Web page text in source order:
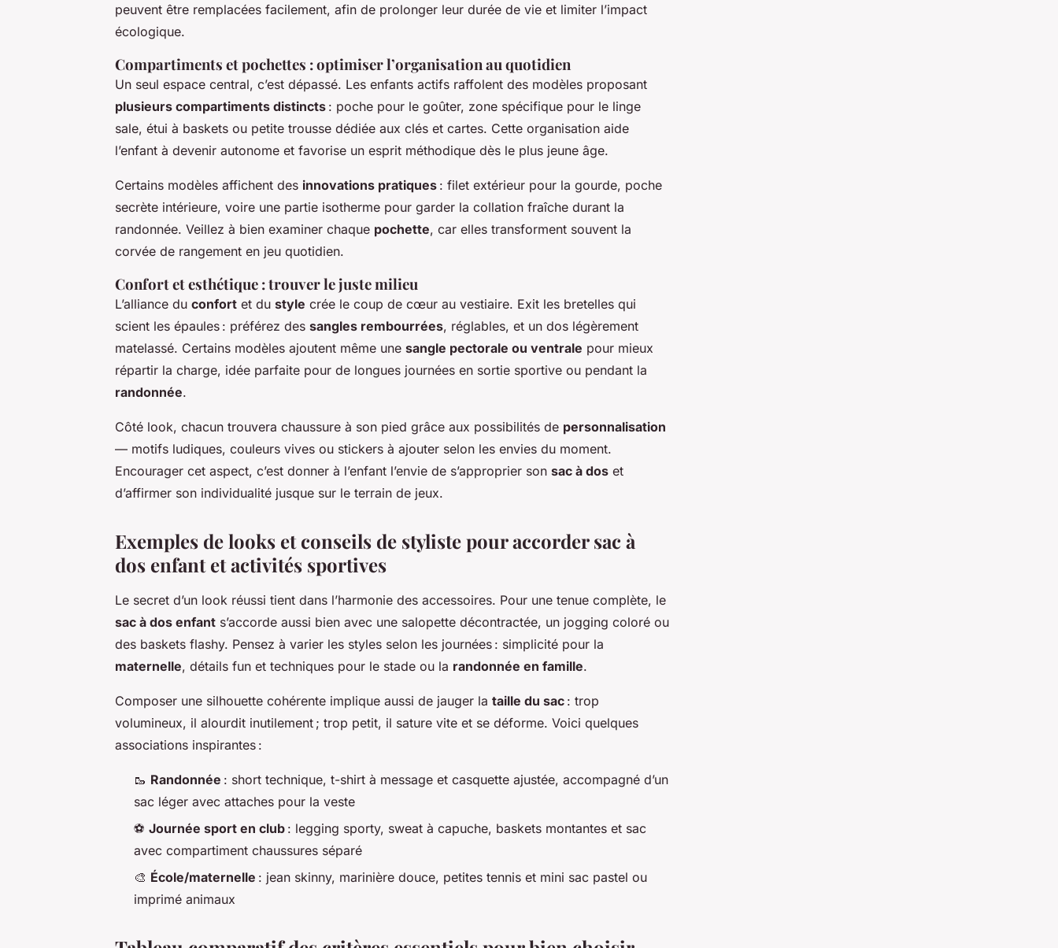
peuvent être remplacées facilement, afin de prolonger leur durée de vie et limiter l’impact
écologique.
Compartiments et pochettes : optimiser l’organisation au quotidien
Un seul espace central, c’est dépassé. Les enfants actifs raffolent des modèles proposant
plusieurs compartiments distincts : poche pour le goûter, zone spécifique pour le linge
sale, étui à baskets ou petite trousse dédiée aux clés et cartes. Cette organisation aide
l’enfant à devenir autonome et favorise un esprit méthodique dès le plus jeune âge.
Certains modèles affichent des innovations pratiques : filet extérieur pour la gourde, poche
secrète intérieure, voire une partie isotherme pour garder la collation fraîche durant la
randonnée. Veillez à bien examiner chaque pochette, car elles transforment souvent la
corvée de rangement en jeu quotidien.
Confort et esthétique : trouver le juste milieu
L’alliance du confort et du style crée le coup de cœur au vestiaire. Exit les bretelles qui
scient les épaules : préférez des sangles rembourrées, réglables, et un dos légèrement
matelassé. Certains modèles ajoutent même une sangle pectorale ou ventrale pour mieux
répartir la charge, idée parfaite pour de longues journées en sortie sportive ou pendant la
randonnée.
Côté look, chacun trouvera chaussure à son pied grâce aux possibilités de personnalisation
— motifs ludiques, couleurs vives ou stickers à ajouter selon les envies du moment.
Encourager cet aspect, c’est donner à l’enfant l’envie de s’approprier son sac à dos et
d’affirmer son individualité jusque sur le terrain de jeux.
Exemples de looks et conseils de styliste pour accorder sac à
dos enfant et activités sportives
Le secret d’un look réussi tient dans l’harmonie des accessoires. Pour une tenue complète, le
sac à dos enfant s’accorde aussi bien avec une salopette décontractée, un jogging coloré ou
des baskets flashy. Pensez à varier les styles selon les journées : simplicité pour la
maternelle, détails fun et techniques pour le stade ou la randonnée en famille.
Composer une silhouette cohérente implique aussi de jauger la taille du sac : trop
volumineux, il alourdit inutilement ; trop petit, il sature vite et se déforme. Voici quelques
associations inspirantes :
🥾 Randonnée : short technique, t-shirt à message et casquette ajustée, accompagné d’un
sac léger avec attaches pour la veste
⚽ Journée sport en club : legging sporty, sweat à capuche, baskets montantes et sac
avec compartiment chaussures séparé
🎨 École/maternelle : jean skinny, marinière douce, petites tennis et mini sac pastel ou
imprimé animaux